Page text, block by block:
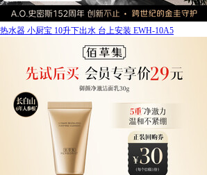
热水器 小厨宝 10升下出水 台上安装 EWH-10A5